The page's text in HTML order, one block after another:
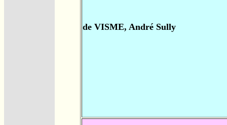
de VISME, André Sully